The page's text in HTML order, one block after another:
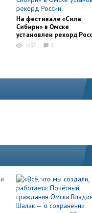
На фестивале «Сила
Сибири» в Омске
установлен рекорд
1697 0